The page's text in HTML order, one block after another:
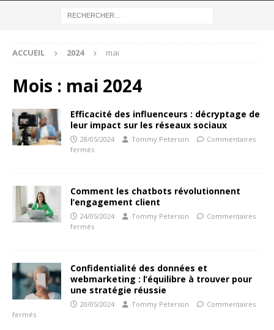
ACCUEIL 2024 mai
Mois : mai 2024
Efficacité des influenceurs : décryptage de
leur impact sur les réseaux sociaux
28/05/2024 Tommy Peterson
Commentaires
fermés
Comment les chatbots révolutionnent
l’engagement client
24/05/2024 Tommy Peterson
Commentaires
fermés
Confidentialité des données et
webmarketing : l’équilibre à trouver pour
une stratégie réussie
20/05/2024 Tommy Peterson
Commentaires
fermés